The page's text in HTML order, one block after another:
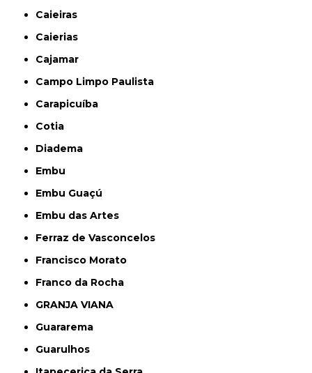
Caieiras
Caierias
Cajamar
Campo Limpo Paulista
Carapicuíba
Cotia
Diadema
Embu
Embu Guaçú
Embu das Artes
Ferraz de Vasconcelos
Francisco Morato
Franco da Rocha
GRANJA VIANA
Guararema
Guarulhos